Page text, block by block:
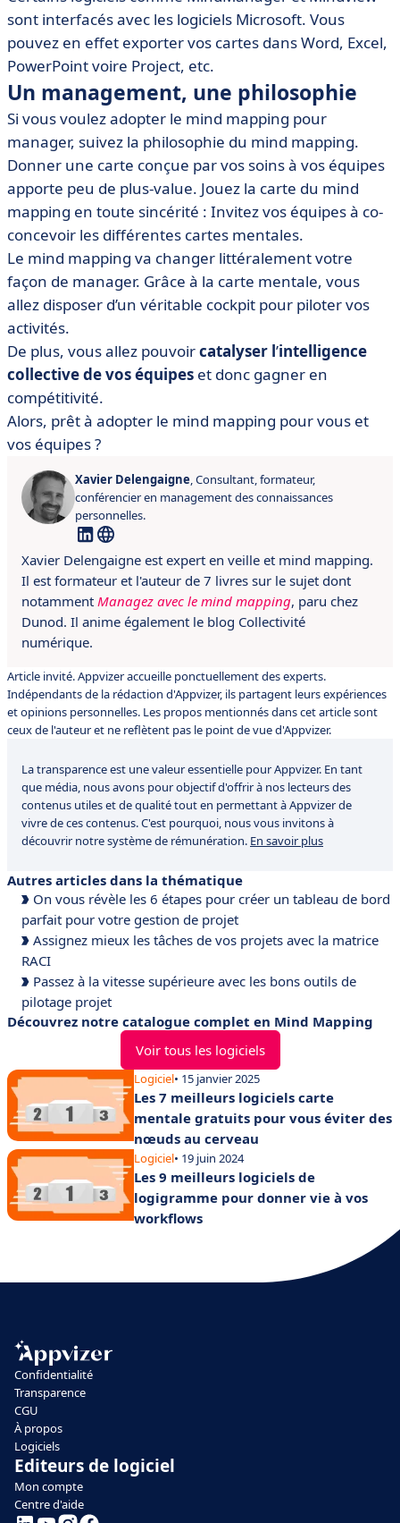
sont interfacés avec les logiciels Microsoft. Vous
pouvez en effet exporter vos cartes dans Word, Excel,
PowerPoint voire Project, etc.
Un management, une philosophie
Si vous voulez adopter le mind mapping pour
manager, suivez la philosophie du mind mapping.
Donner une carte conçue par vos soins à vos équipes
apporte peu de plus-value. Jouez la carte du mind
mapping en toute sincérité : Invitez vos équipes à co-
concevoir les différentes cartes mentales.
Le mind mapping va changer littéralement votre
façon de manager. Grâce à la carte mentale, vous
allez disposer d’un véritable cockpit pour piloter vos
activités.
De plus, vous allez pouvoircatalyser l’intelligence
collective de vos équipes et donc gagner en
compétitivité.
Alors, prêt à adopter le mind mapping pour vous et
vos équipes ?
Xavier Delengaigne, Consultant, formateur,
conférencier en management des connaissances
personnelles.
Xavier Delengaigne est expert en veille et mind mapping.
Il est formateur et l'auteur de 7 livres sur le sujet dont
notamment Managez avec le mind mapping, paru chez
Dunod. Il anime également le blog Collectivité
numérique.
Article invité. Appvizer accueille ponctuellement des experts.
Indépendants de la rédaction d'Appvizer, ils partagent leurs expériences
et opinions personnelles. Les propos mentionnés dans cet article sont
ceux de l'auteur et ne reflètent pas le point de vue d'Appvizer.
La transparence est une valeur essentielle pour Appvizer. En tant
que média, nous avons pour objectif d'offrir à nos lecteurs des
contenus utiles et de qualité tout en permettant à Appvizer de
vivre de ces contenus. C'est pourquoi, nous vous invitons à
découvrir notre système de rémunération. En savoir plus
Autres articles dans la thématique
On vous révèle les 6 étapes pour créer un tableau de bord
parfait pour votre gestion de projet
Assignez mieux les tâches de vos projets avec la matrice
RACI
Passez à la vitesse supérieure avec les bons outils de
pilotage projet
Découvrez notre catalogue complet en Mind Mapping
Voir tous les logiciels
Logiciel• 15 janvier 2025
Les 7 meilleurs logiciels carte
mentale gratuits pour vous éviter des
nœuds au cerveau
Logiciel• 19 juin 2024
Les 9 meilleurs logiciels de
logigramme pour donner vie à vos
workflows
Confidentialité
Transparence
CGU
À propos
Logiciels
Editeurs de logiciel
Mon compte
Centre d'aide